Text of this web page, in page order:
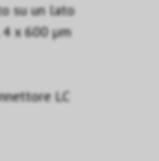
su un lato
4 x 600 µm
LC